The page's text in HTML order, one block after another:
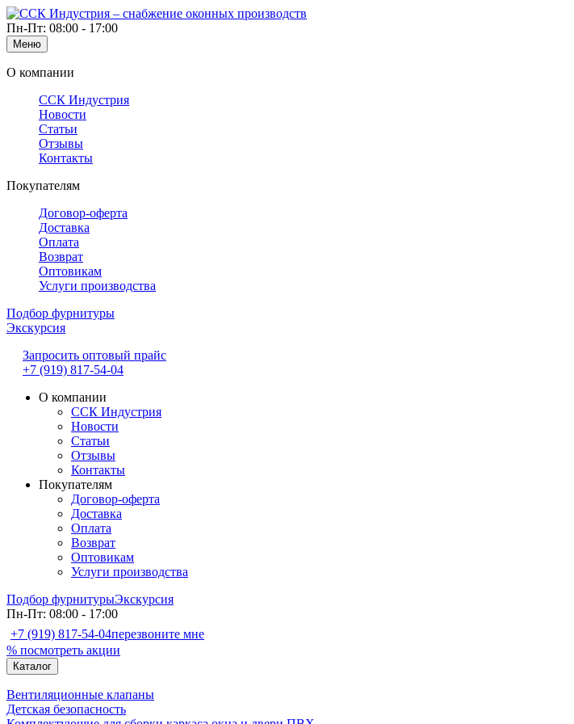
Пн-Пт: 08:00 - 17:00
Меню
О компании
ССК Индустрия
Новости
Статьи
Отзывы
Контакты
Покупателям
Договор-оферта
Доставка
Оплата
Возврат
Оптовикам
Услуги производства
Подбор фурнитуры
Экскурсия
Запросить оптовый прайс
+7 (919) 817-54-04
О компании
ССК Индустрия
Новости
Статьи
Отзывы
Контакты
Покупателям
Договор-оферта
Доставка
Оплата
Возврат
Оптовикам
Услуги производства
Подбор фурнитурыЭкскурсия
Пн-Пт: 08:00 - 17:00
+7 (919) 817-54-04перезвоните мне
% посмотреть акции
Каталог
Вентиляционные клапаны
Детская безопасность